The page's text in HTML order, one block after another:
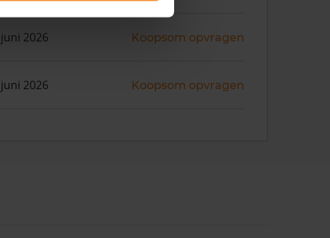
2026 Koopsom opvragen
2026 Koopsom opvragen